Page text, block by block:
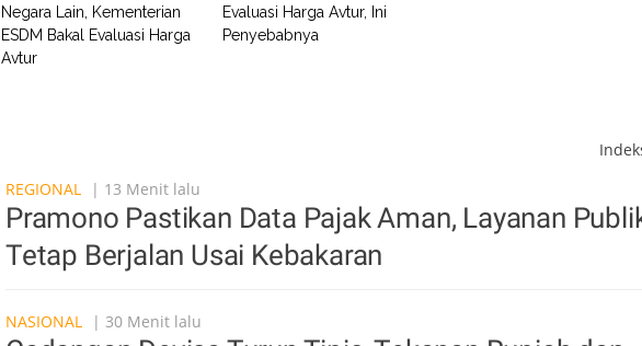
Negara Lain, Kementerian
ESDM Bakal Evaluasi Harga
Avtur
Evaluasi Harga Avtur, Ini
Penyebabnya
REGIONAL
| 13 Menit lalu
Pramono Pastikan Data Pajak Aman, Layanan
Tetap Berjalan Usai Kebakaran
NASIONAL | 30 Menit lalu